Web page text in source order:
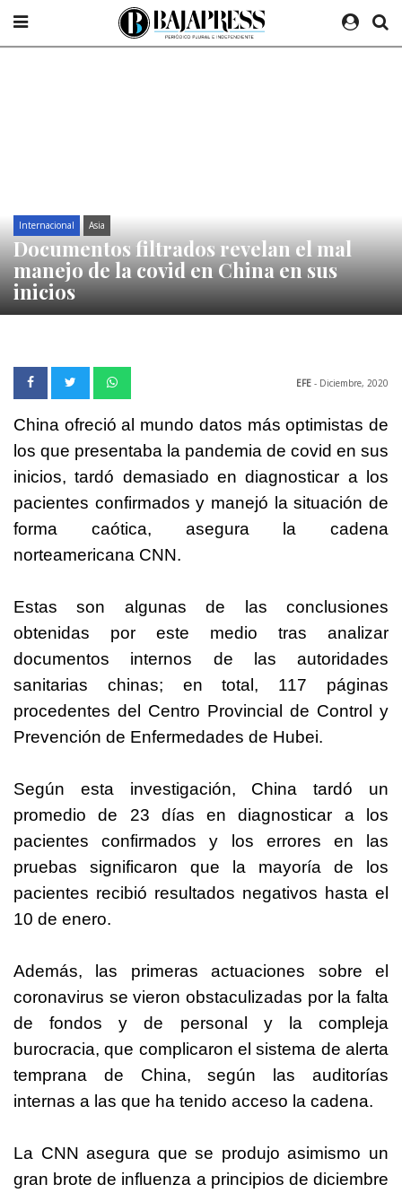
Internacional Asia
Documentos filtrados revelan el mal
manejo de la covid en China en sus
inicios
EFE - Diciembre, 2020
China ofreció al mundo datos más optimistas de
los que presentaba la pandemia de covid en sus
inicios, tardó demasiado en diagnosticar a los
pacientes confirmados y manejó la situación de
forma caótica, asegura la cadena
norteamericana CNN.
Estas son algunas de las conclusiones
obtenidas por este medio tras analizar
documentos internos de las autoridades
sanitarias chinas; en total, 117 páginas
procedentes del Centro Provincial de Control y
Prevención de Enfermedades de Hubei.
Según esta investigación, China tardó un
promedio de 23 días en diagnosticar a los
pacientes confirmados y los errores en las
pruebas significaron que la mayoría de los
pacientes recibió resultados negativos hasta el
10 de enero.
Además, las primeras actuaciones sobre el
coronavirus se vieron obstaculizadas por la falta
de fondos y de personal y la compleja
burocracia, que complicaron el sistema de alerta
temprana de China, según las auditorías
internas a las que ha tenido acceso la cadena.
La CNN asegura que se produjo asimismo un
gran brote de influenza a principios de diciembre